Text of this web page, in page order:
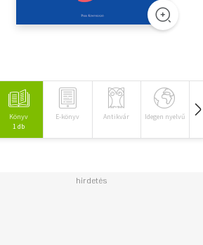
Könyv
1 db
E-könyv Antikvár Idegen nyelvű